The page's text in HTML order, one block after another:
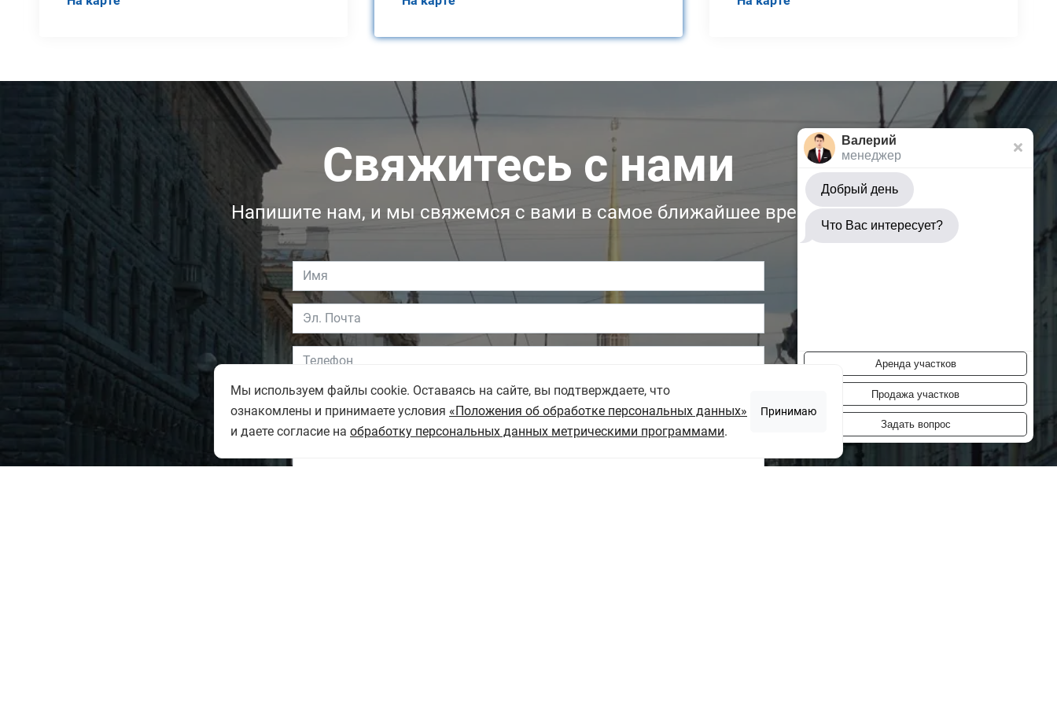
Свяжитесь с нами
Напишите нам, и мы свяжемся с вами в самое ближайшее время:
Валерий
менеджер
Добрый день
Что Вас интересует?
Аренда участков
Продажа участков
Задать вопрос
Мы используем файлы cookie. Оставаясь на сайте, вы подтверждаете, что
ознакомлены и принимаете условия «Положения об обработке персональных данных»
и даете согласие на обработку персональных данных метрическими программами.
Принимаю